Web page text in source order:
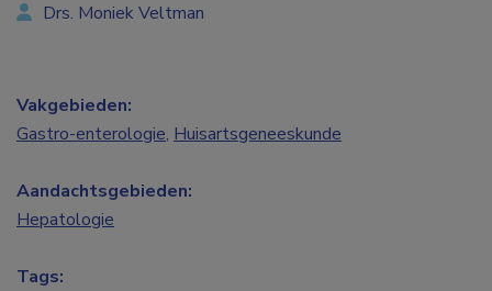
Drs. Moniek Veltman
Vakgebieden:
Gastro-enterologie, Huisartsgeneeskunde
Aandachtsgebieden:
Hepatologie
Tags: